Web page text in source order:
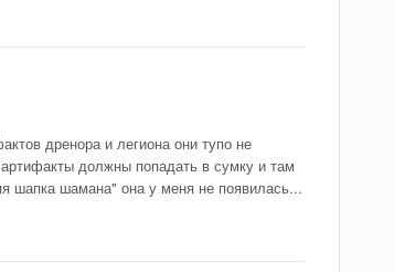
дренора и легиона они тупо не
должны попадать в сумку и там
шапка шамана" она у меня не появилась...